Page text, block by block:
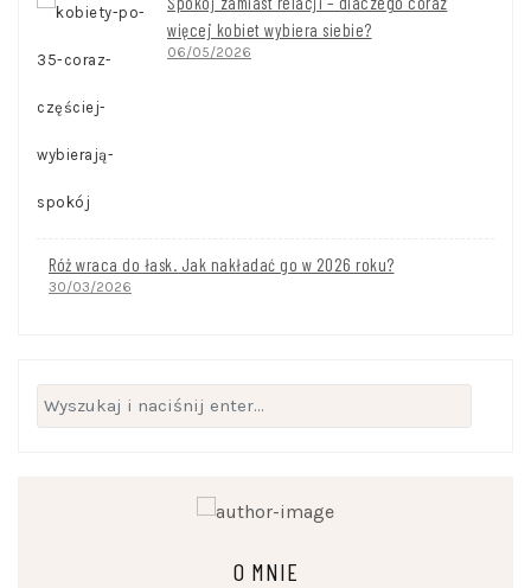
więcej kobiet wybiera siebie?
06/05/2026
Róż wraca do łask. Jak nakładać go w 2026 roku?
30/03/2026
Szukaj:
O MNIE